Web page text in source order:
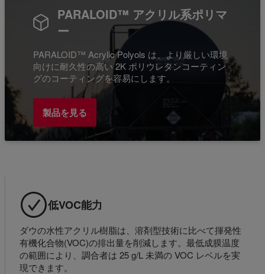
PARALOID™ アクリル系ポリマ
ー
PARALOID™ Acrylic Polyols は、より厳しい環境
向けに耐久性の高い 2K ポリウレタンコーティン
グのコーティングを容易にします。
製品を見る
低VOC能力
ダウの水性アクリル樹脂は、溶剤型技術に比べて揮発性
有機化合物(VOC)の排出量を削減します。最低成膜温度
の範囲により、調合者は 25 g/L 未満の VOC レベルを実
現できます。